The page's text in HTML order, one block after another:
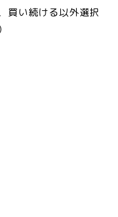
買い続ける以外選択